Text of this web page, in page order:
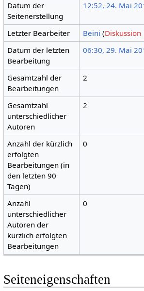
Datum der
Seitenerstellung
12:52, 24. Mai
Letzter Bearbeiter Beini (Diskussion
Datum der letzten
Bearbeitung
06:30, 29. Mai
Gesamtzahl der
Bearbeitungen
2
Gesamtzahl
unterschiedlicher
Autoren
2
Anzahl der kürzlich
erfolgten
Bearbeitungen (in
den letzten 90
Tagen)
0
Anzahl
unterschiedlicher
Autoren der
kürzlich erfolgten
Bearbeitungen
0
Seiteneigenschaften